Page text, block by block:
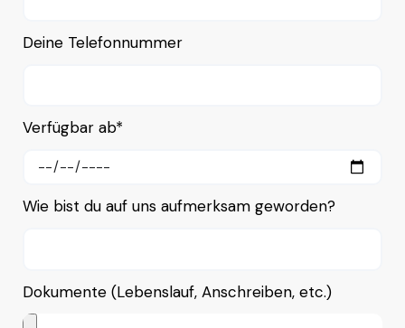
Deine Telefonnummer
Verfügbar ab*
Wie bist du auf uns aufmerksam geworden?
Dokumente (Lebenslauf, Anschreiben, etc.)